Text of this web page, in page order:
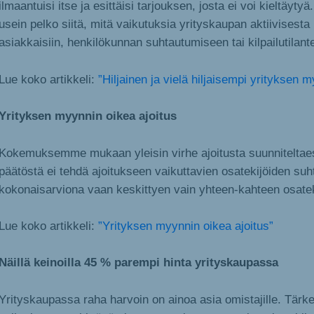
itse ja esittäisi tarjouksen, josta ei voi
pelko siitä, mitä vaikutuksia yrityskaupan aktiivisesta
henkilökunnan suhtautumiseen tai
koko artikkeli: ”Hiljainen ja vielä hiljaisempi yrityksen
myynnin oikea ajoitus
mukaan yleisin virhe ajoitusta
ei tehdä ajoitukseen vaikuttavien osatekijöiden
vaan keskittyen vain yhteen-kahteen
koko artikkeli: ”Yrityksen myynnin oikea ajoitus”
keinoilla 45 % parempi hinta yrityskaupassa
raha harvoin on ainoa asia omistajille.